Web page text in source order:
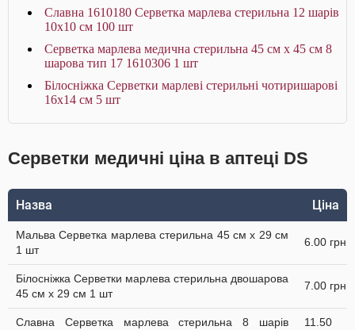
Славна 1610180 Серветка марлева стерильна 12 шарів
10х10 см 100 шт
Серветка марлева медична стерильна 45 см х 45 см 8
шарова тип 17 1610306 1 шт
Білосніжка Серветки марлеві стерильні чотиришарові
16x14 cм 5 шт
Серветки медичні ціна в аптеці DS
Назва Ціна
Мальва Серветка марлева стерильна 45 см x 29 cм
1 шт
6.00 грн
Білосніжка Серветки марлева стерильна двошарова
45 см х 29 см 1 шт
7.00 грн
Славна Серветка марлева стерильна 8 шарів
11.50